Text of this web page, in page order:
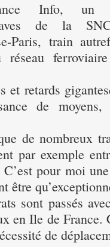
Info,
graves de la
Paris, train
retards
de
de nombreux
par exemple
pour moi
être
sont passés
en Ile de France.
de